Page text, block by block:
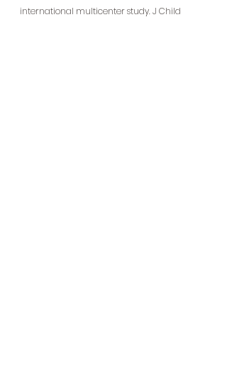
international multicenter study. J Child